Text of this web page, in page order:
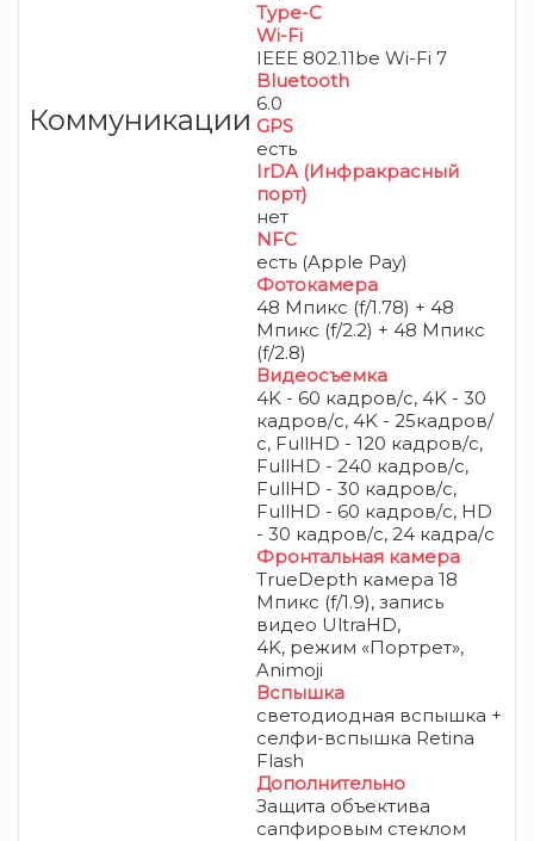
Коммуникации
Type-C
Wi-Fi
IEEE 802.11be Wi-Fi 7
Bluetooth
6.0
GPS
есть
IrDA (Инфракрасный
порт)
нет
NFC
есть (Apple Pay)
Фотокамера
48 Мпикс (f/1.78) + 48
Мпикс (f/2.2) + 48 Мпикс
(f/2.8)
Видеосъемка
4K - 60 кадров/с, 4K - 30
кадров/с, 4K - 25кадров/
с, FullHD - 120 кадров/с,
FullHD - 240 кадров/с,
FullHD - 30 кадров/с,
FullHD - 60 кадров/с, HD
- 30 кадров/с, 24 кадра/c
Фронтальная камера
TrueDepth камера 18
Мпикс (f/1.9), запись
видео UltraHD,
4K, режим «Портрет»,
Animoji
Вспышка
светодиодная вспышка +
селфи-вспышка Retina
Flash
Дополнительно
Защита объектива
сапфировым стеклом